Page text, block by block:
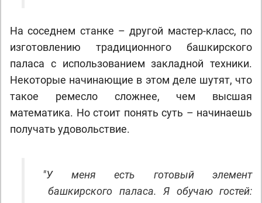
На соседнем станке – другой мастер-класс, по
изготовлению традиционного башкирского
паласа с использованием закладной техники.
Некоторые начинающие в этом деле шутят, что
такое ремесло сложнее, чем высшая
математика. Но стоит понять суть – начинаешь
получать удовольствие.
"У меня есть готовый элемент
башкирского паласа. Я обучаю гостей: